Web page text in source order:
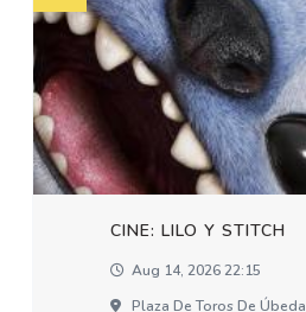
CINE: LILO Y STITCH
Aug 14, 2026 22:15
Plaza De Toros De Úbeda